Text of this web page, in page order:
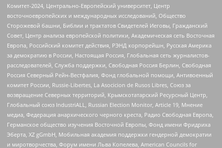
Комитет-2024, Центрально-Европейский университет, Центр
восточноевропейских и международных исследований, Общество
Сторожевой башни, Библии и трактатов Свидетелей Иеговы, Гражданский
Совет, Центр анализа европейской политики, Академическая сеть Восточная
Европа, Российский комитет действия, РЭНД корпорейшн, Русская Америка
за демократию в России, Настоящая Россия, Глобальная сеть журналистов-
расследователей, Служба поддержки, Свободная Россия Берлин, Свободная
Россия Северный Рейн-Вестфалия, Фонд глобальной помощи, Антивоенный
комитет России, Russie-Libertes, La Asocicion de Rusos Libres, Союз за
возвращение Северных территорий, Крымскотатарский Ресурсный Центр,
Глобальный союз IndustriALL, Russian Election Monitor, Article 19, Мнение
медиа, Федерация анархического черного креста, Радио Свободная Европа,
Германское общество изучения Восточной Европы, Фонд имени Фридриха
Эберта, XZ gGmbH, Мобильная академия поддержки гендерной демократии
и миротворчества, Форум имени Льва Копелева, American Councils for